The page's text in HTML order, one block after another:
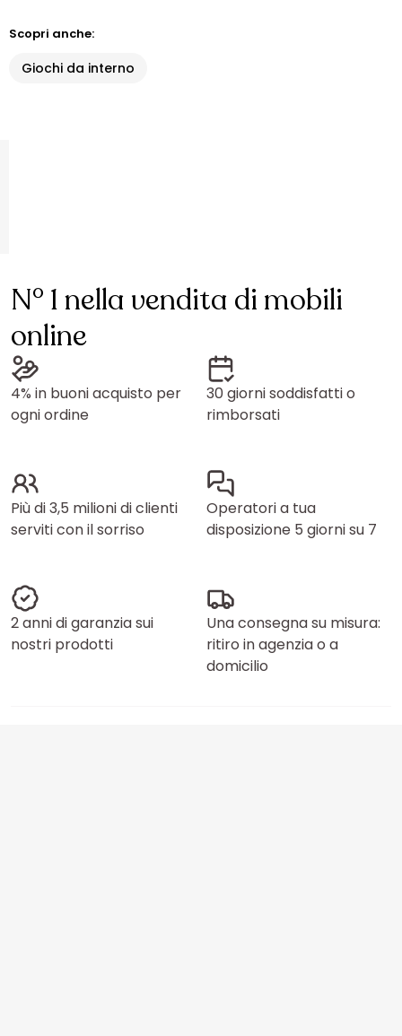
Scopri anche:
Giochi da interno
N° 1 nella vendita di mobili
online
4% in buoni acquisto per
ogni ordine
30 giorni soddisfatti o
rimborsati
Più di 3,5 milioni di clienti
serviti con il sorriso
Operatori a tua
disposizione 5 giorni su 7
2 anni di garanzia sui
nostri prodotti
Una consegna su misura:
ritiro in agenzia o a
domicilio